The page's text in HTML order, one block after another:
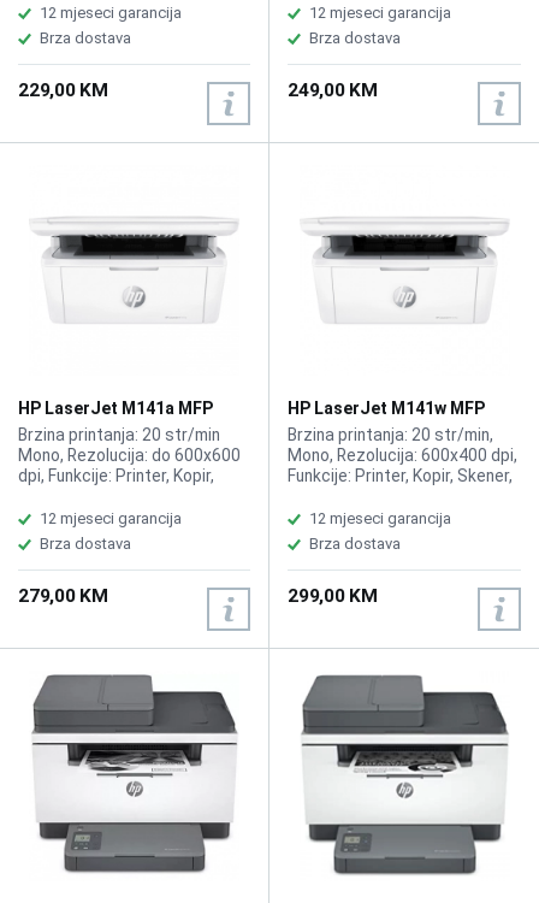
12 mjeseci garancija
Brza dostava
229,00 KM
Black12 mjeseci garancija
Brza dostava
249,00 KM
HP LaserJet M141a MFP
Printer 7MD73A
Brzina printanja: 20 str/min
Mono, Rezolucija: do 600x600
dpi, Funkcije: Printer, Kopir,
toner 150A W1500A, BLACK
12 mjeseci garancija
Brza dostava
279,00 KM
HP LaserJet M141w MFP
Wireless Printer 7MD74A
Brzina printanja: 20 str/min,
Mono, Rezolucija: 600x400 dpi,
Funkcije: Printer, Kopir, Skener,
W1500A, BLACK
12 mjeseci garancija
Brza dostava
299,00 KM